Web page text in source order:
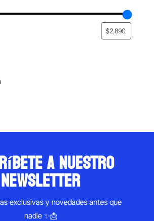
a nuestro
newsletter
exclusivas y novedades antes que
nadie ✨📩